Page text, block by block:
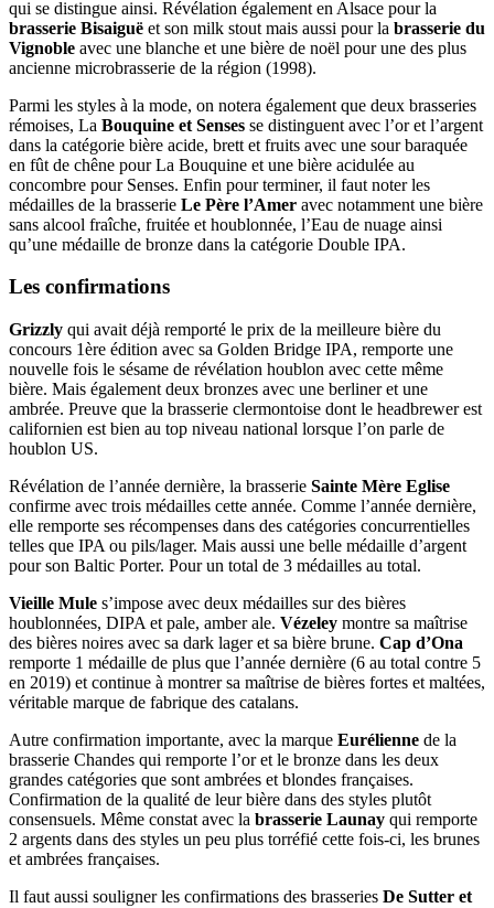
qui se distingue ainsi. Révélation également en Alsace pour la
brasserie Bisaiguë et son milk stout mais aussi pour la brasserie du
Vignoble avec une blanche et une bière de noël pour une des plus
ancienne microbrasserie de la région (1998).
Parmi les styles à la mode, on notera également que deux brasseries
rémoises, La Bouquine et Senses se distinguent avec l’or et l’argent
dans la catégorie bière acide, brett et fruits avec une sour baraquée
en fût de chêne pour La Bouquine et une bière acidulée au
concombre pour Senses. Enfin pour terminer, il faut noter les
médailles de la brasserie Le Père l’Amer avec notamment une bière
sans alcool fraîche, fruitée et houblonnée, l’Eau de nuage ainsi
qu’une médaille de bronze dans la catégorie Double IPA.
Les confirmations
Grizzly qui avait déjà remporté le prix de la meilleure bière du
concours 1ère édition avec sa Golden Bridge IPA, remporte une
nouvelle fois le sésame de révélation houblon avec cette même
bière. Mais également deux bronzes avec une berliner et une
ambrée. Preuve que la brasserie clermontoise dont le headbrewer est
californien est bien au top niveau national lorsque l’on parle de
houblon US.
Révélation de l’année dernière, la brasserie Sainte Mère Eglise
confirme avec trois médailles cette année. Comme l’année dernière,
elle remporte ses récompenses dans des catégories concurrentielles
telles que IPA ou pils/lager. Mais aussi une belle médaille d’argent
pour son Baltic Porter. Pour un total de 3 médailles au total.
Vieille Mule s’impose avec deux médailles sur des bières
houblonnées, DIPA et pale, amber ale. Vézeley montre sa maîtrise
des bières noires avec sa dark lager et sa bière brune. Cap d’Ona
remporte 1 médaille de plus que l’année dernière (6 au total contre 5
en 2019) et continue à montrer sa maîtrise de bières fortes et maltées,
véritable marque de fabrique des catalans.
Autre confirmation importante, avec la marque Eurélienne de la
brasserie Chandes qui remporte l’or et le bronze dans les deux
grandes catégories que sont ambrées et blondes françaises.
Confirmation de la qualité de leur bière dans des styles plutôt
consensuels. Même constat avec la brasserie Launay qui remporte
2 argents dans des styles un peu plus torréfié cette fois-ci, les brunes
et ambrées françaises.
Il faut aussi souligner les confirmations des brasseries De Sutter et